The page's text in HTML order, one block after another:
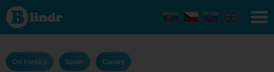
Andrewz
- On
hledá ji
Canary
On hledá ji Spain Canary